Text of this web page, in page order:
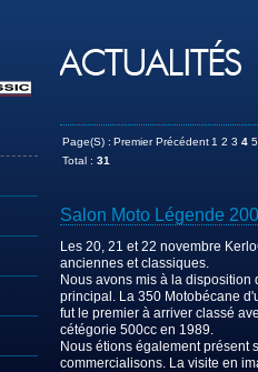
Page(s) : Premier Précédent 1 2 3 4 5
Total : 31
Salon Moto Légende
Les 20, 21 et 22 novembre
anciennes et classiques.
Nous avons mis à la
principal. La 350 Motobécane
fut le premier à arriver classé
cétégorie 500cc en 1989.
Nous étions également présent
commercialisons. La visite en